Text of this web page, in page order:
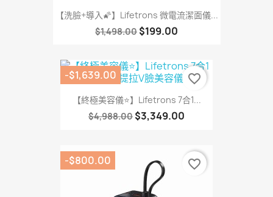
【洗臉+導入🌠】Lifetrons 微電流潔面儀...
$1,498.00 $199.00
【終極美容儀⭐】Lifetrons 7合1...
$4,988.00 $3,349.00
-$1,639.00 favorite_border
-$800.00 favorite_border